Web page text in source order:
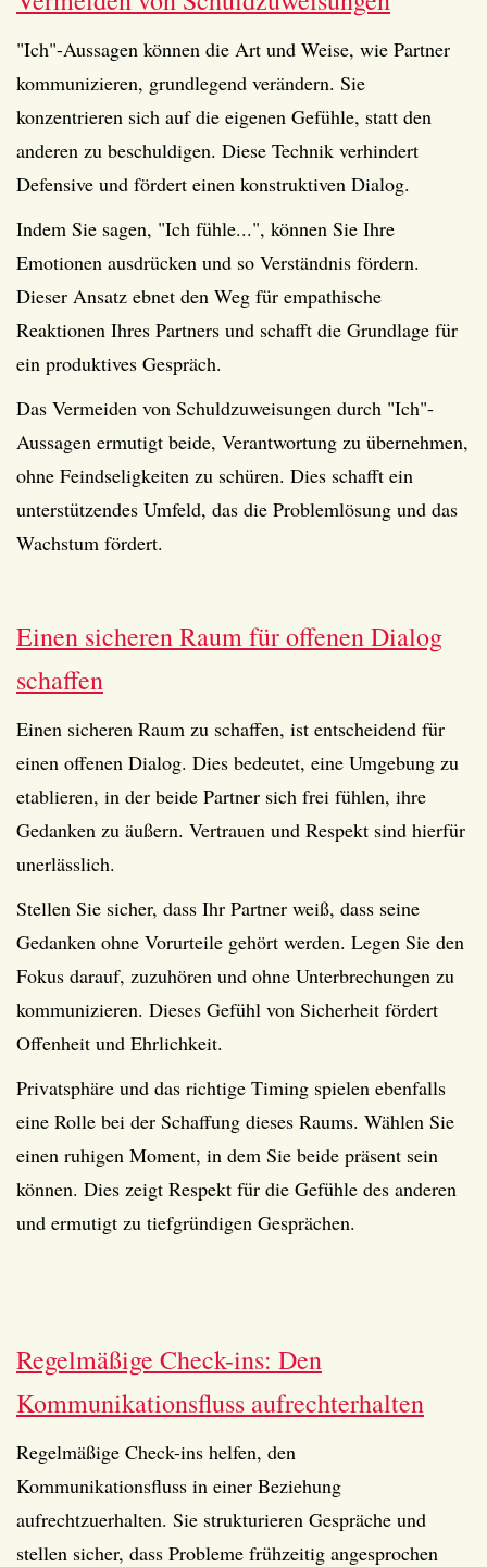
"Ich"-Aussagen können die Art und Weise, wie Partner
kommunizieren, grundlegend verändern. Sie
konzentrieren sich auf die eigenen Gefühle, statt den
anderen zu beschuldigen. Diese Technik verhindert
Defensive und fördert einen konstruktiven Dialog.
Indem Sie sagen, "Ich fühle...", können Sie Ihre
Emotionen ausdrücken und so Verständnis fördern.
Dieser Ansatz ebnet den Weg für empathische
Reaktionen Ihres Partners und schafft die Grundlage für
ein produktives Gespräch.
Das Vermeiden von Schuldzuweisungen durch "Ich"-
Aussagen ermutigt beide, Verantwortung zu übernehmen,
ohne Feindseligkeiten zu schüren. Dies schafft ein
unterstützendes Umfeld, das die Problemlösung und das
Wachstum fördert.
Einen sicheren Raum für offenen Dialog
schaffen
Einen sicheren Raum zu schaffen, ist entscheidend für
einen offenen Dialog. Dies bedeutet, eine Umgebung zu
etablieren, in der beide Partner sich frei fühlen, ihre
Gedanken zu äußern. Vertrauen und Respekt sind hierfür
unerlässlich.
Stellen Sie sicher, dass Ihr Partner weiß, dass seine
Gedanken ohne Vorurteile gehört werden. Legen Sie den
Fokus darauf, zuzuhören und ohne Unterbrechungen zu
kommunizieren. Dieses Gefühl von Sicherheit fördert
Offenheit und Ehrlichkeit.
Privatsphäre und das richtige Timing spielen ebenfalls
eine Rolle bei der Schaffung dieses Raums. Wählen Sie
einen ruhigen Moment, in dem Sie beide präsent sein
können. Dies zeigt Respekt für die Gefühle des anderen
und ermutigt zu tiefgründigen Gesprächen.
Regelmäßige Check-ins: Den
Kommunikationsfluss aufrechterhalten
Regelmäßige Check-ins helfen, den
Kommunikationsfluss in einer Beziehung
aufrechtzuerhalten. Sie strukturieren Gespräche und
stellen sicher, dass Probleme frühzeitig angesprochen